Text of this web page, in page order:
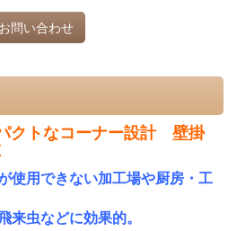
お問い合わせ
クトなコーナー設計 壁掛
用できない加工場や厨房・工
来虫などに効果的。